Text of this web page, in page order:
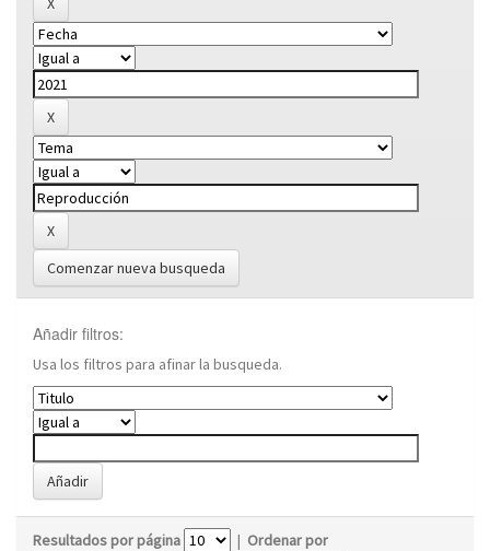
Comenzar nueva busqueda
Añadir filtros:
Usa los filtros para afinar la busqueda.
Resultados por página | Ordenar por